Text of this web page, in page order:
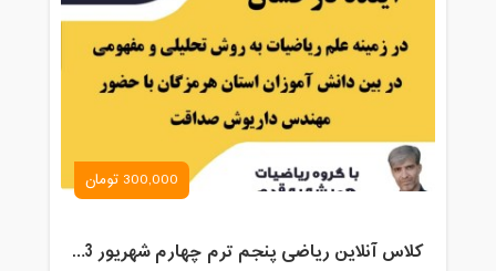
300,000 تومان
کلاس آنلاین ریاضی پنجم ترم چهارم شهریور 1403